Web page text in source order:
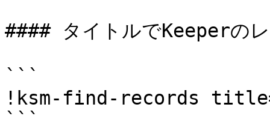
#### タイトルでKeeperの
```
!ksm-find-records
```